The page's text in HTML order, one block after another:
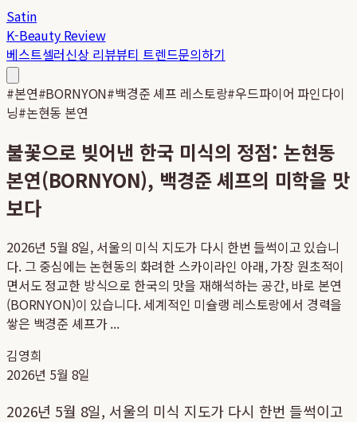
Satin
K-Beauty Review
베스트셀러신상 리뷰뷰티 트렌드문의하기
#본연#BORNYON#백경준 셰프 레스토랑#우드파이어 파인다이
닝#논현동 본연
불꽃으로 빚어낸 한국 미식의 정점: 논현동
본연(BORNYON), 백경준 셰프의 미학을 맛
보다
2026년 5월 8일, 서울의 미식 지도가 다시 한번 들썩이고 있습니
다. 그 중심에는 논현동의 화려한 스카이라인 아래, 가장 원초적이
면서도 정교한 방식으로 한국의 맛을 재해석하는 공간, 바로 본연
(BORNYON)이 있습니다. 세계적인 미슐랭 레스토랑에서 경력을
쌓은 백경준 셰프가 ...
김영희
2026년 5월 8일
2026년 5월 8일, 서울의 미식 지도가 다시 한번 들썩이고